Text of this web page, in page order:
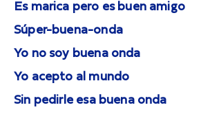
Es marica pero es buen amigo
Súper-buena-onda
Yo no soy buena onda
Yo acepto al mundo
Sin pedirle esa buena onda